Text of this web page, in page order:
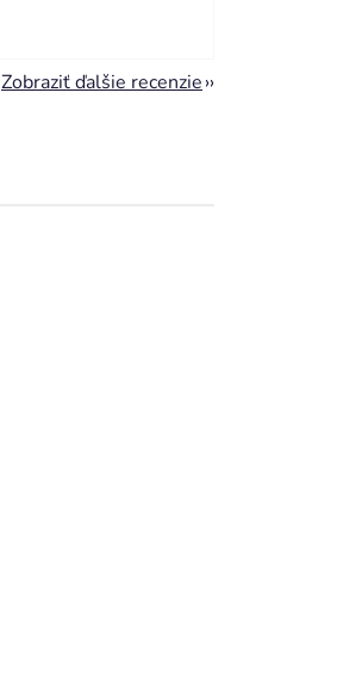
Zobraziť ďalšie recenzie